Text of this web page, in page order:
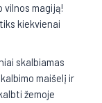
vilnos magiją!
kiekvienai
skalbiamas
maišelį ir
žemoje